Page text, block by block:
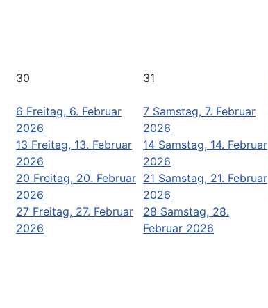
30 31
6 Freitag, 6. Februar
2026
7 Samstag, 7. Februar
2026
13 Freitag, 13. Februar
2026
14 Samstag, 14. Februar
2026
20 Freitag, 20. Februar
2026
21 Samstag, 21. Februar
2026
27 Freitag, 27. Februar
2026
28 Samstag, 28.
Februar 2026